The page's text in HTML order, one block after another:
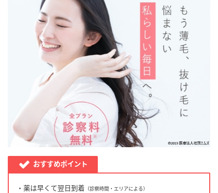
おすすめポイント
・薬は早くて翌日到着 （診察時間・エリアによる）